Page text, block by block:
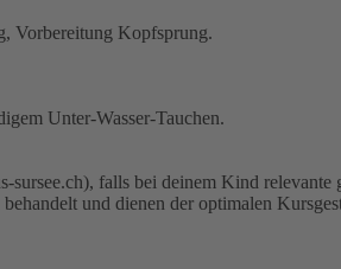
Vorbereitung Kopfsprung.
Unter-Wasser-Tauchen.
falls bei deinem Kind
und dienen der optimalen